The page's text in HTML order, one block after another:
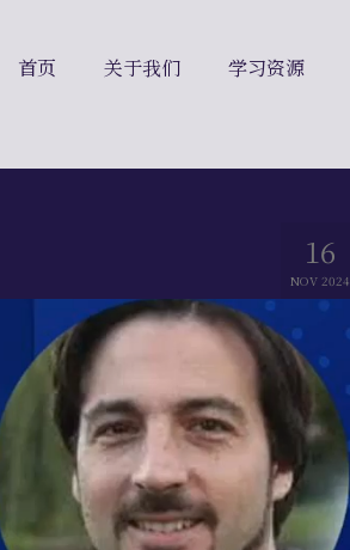
首页 关于我们 学习资源
16
NOV 2024